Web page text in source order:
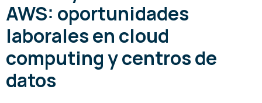
AWS: oportunidades
laborales en cloud
computing y centros de
datos